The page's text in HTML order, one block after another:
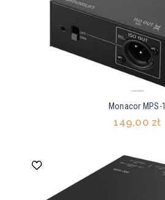
Monacor MPS-1
149,00 zł